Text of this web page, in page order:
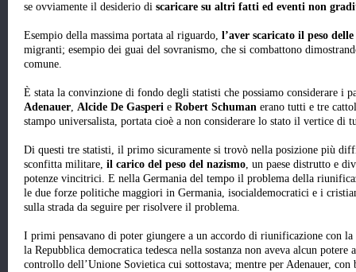
se ovviamente il desiderio di scaricare su altri fatti ed eventi non
Esempio della massima portata al riguardo, l’aver scaricato il peso
migranti; esempio dei guai del sovranismo, che si combattono
comune.
È stata la convinzione di fondo degli statisti che possiamo considerare i
Adenauer, Alcide De Gasperi e Robert Schuman erano tutti e tre
stampo universalista, portata cioè a non considerare lo stato il vertice di
Di questi tre statisti, il primo sicuramente si trovò nella posizione più
sconfitta militare, il carico del peso del nazismo, un paese distrutto e
potenze vincitrici. E nella Germania del tempo il problema della
le due forze politiche maggiori in Germania, isocialdemocratici e i
sulla strada da seguire per risolvere il problema.
I primi pensavano di poter giungere a un accordo di riunificazione con
la Repubblica democratica tedesca nella sostanza non aveva alcun
controllo dell’Unione Sovietica cui sottostava; mentre per Adenauer,